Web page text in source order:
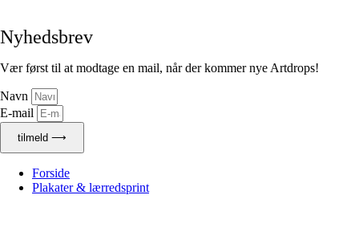
Nyhedsbrev
Vær først til at modtage en mail, når der kommer nye Artdrops!
Navn
E-mail
tilmeld ⟶
Forside
Plakater & lærredsprint